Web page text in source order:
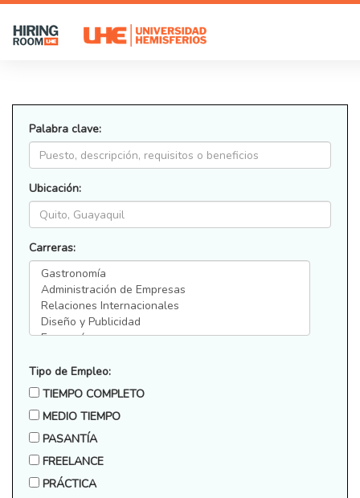
Palabra clave:
Ubicación:
Carreras:
Tipo de Empleo:
TIEMPO COMPLETO
MEDIO TIEMPO
PASANTÍA
FREELANCE
PRÁCTICA